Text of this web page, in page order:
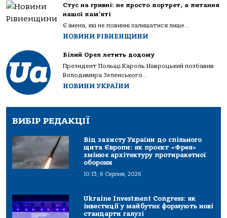
Стус на гривні: не просто портрет, а питання
нашої пам’яті
Є імена, які не повинні залишатися лише...
НОВИНИ РІВНЕНЩИНИ
Білий Орел летить додому
Президент Польщі Кароль Навроцький позбавив
Володимира Зеленського...
НОВИНИ УКРАЇНИ
ВИБІР РЕДАКЦІЇ
Від захисту України до спільного
щита Європи: як проєкт «Фрея»
змінює архітектуру протиракетної
оборони
10:13, 6 Серпня, 2026
Ukraine Investment Congress: як
інвестиції у майбутнє формують нові
стандарти галузі